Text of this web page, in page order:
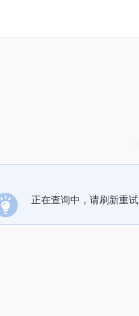
正在查询中，请刷新重试